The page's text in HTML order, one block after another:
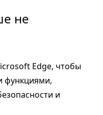
не
Edge, чтобы
функциями,
и